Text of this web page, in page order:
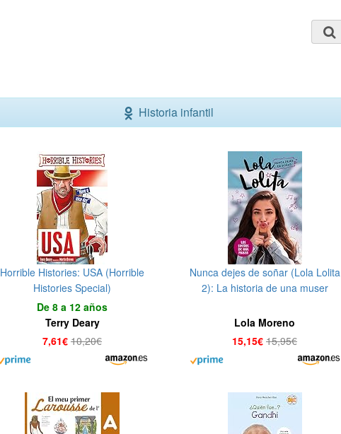
Historia infantil
Horrible Histories: USA (Horrible
Histories Special)
De 8 a 12 años
Terry Deary
7,61€ 10,20€
Nunca dejes de soñar (Lola Lolita
2): La historia de una muser
Lola Moreno
15,15€ 15,95€